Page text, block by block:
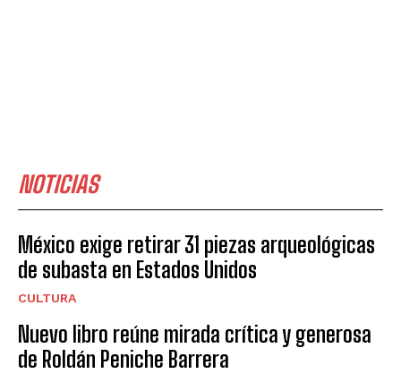
NOTICIAS
México exige retirar 31 piezas arqueológicas
de subasta en Estados Unidos
CULTURA
Nuevo libro reúne mirada crítica y generosa
de Roldán Peniche Barrera